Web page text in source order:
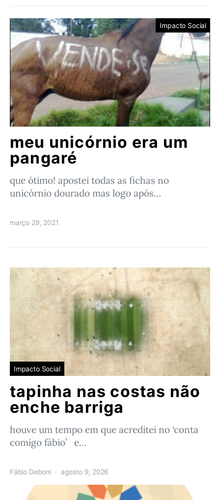
Impacto Social
meu unicórnio era um
pangaré
que ótimo! apostei todas as fichas no
unicórnio dourado mas logo após…
março 29, 2021
Impacto Social
tapinha nas costas não
enche barriga
houve um tempo em que acreditei no ‘conta
comigo fábio’ e…
Fábio Deboni agosto 9, 2026